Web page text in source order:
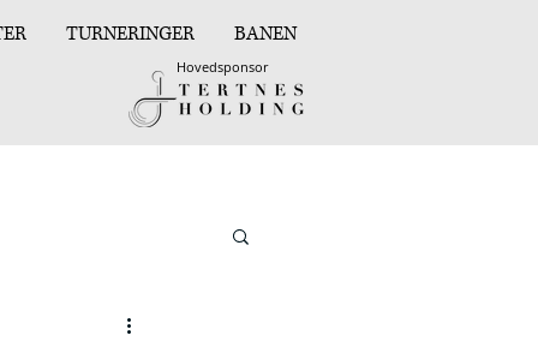
TURNERINGER BANEN
Hovedsponsor